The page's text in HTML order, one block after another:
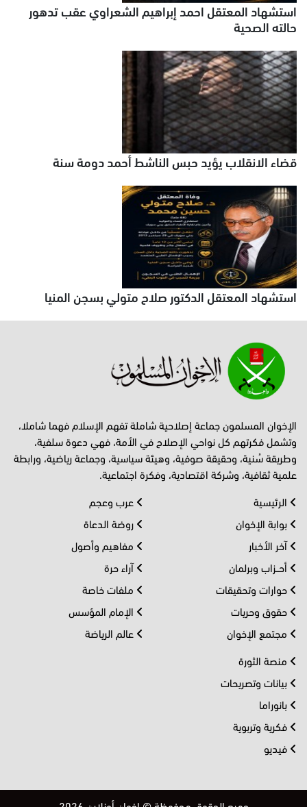
استشهاد المعتقل احمد إبراهيم الشعراوي عقب تدهور
حالته الصحية
قضاء الانقلاب يؤيد حبس الناشط أحمد دومة سنة
استشهاد المعتقل الدكتور صلاح متولي بسجن المنيا
الإخوان المسلمون جماعة إصلاحية شاملة تفهم الإسلام فهما شاملا،
وتشمل فكرتهم كل نواحي الإصلاح في الأمة، فهي دعوة سلفية،
وطريقة سُنية، وحقيقة صوفية، وهيئة سياسية، وجماعة رياضية، ورابطة
علمية ثقافية، وشركة اقتصادية، وفكرة اجتماعية.
الرئيسية
بوابة الإخوان
آخر الأخبار
أحــزاب وبرلمان
حوارات وتحقيقات
حقوق وحريات
مجتمع الإخوان
عرب وعجم
روضة الدعاة
مفاهيم وأصول
آراء حرة
ملفات خاصة
الإمام المؤسس
عالم الرياضة
منصة الثورة
بيانات وتصريحات
بانوراما
فكرية وتربوية
فيديو